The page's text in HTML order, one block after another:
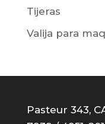
Tijeras
Valija para
Pasteur 343,